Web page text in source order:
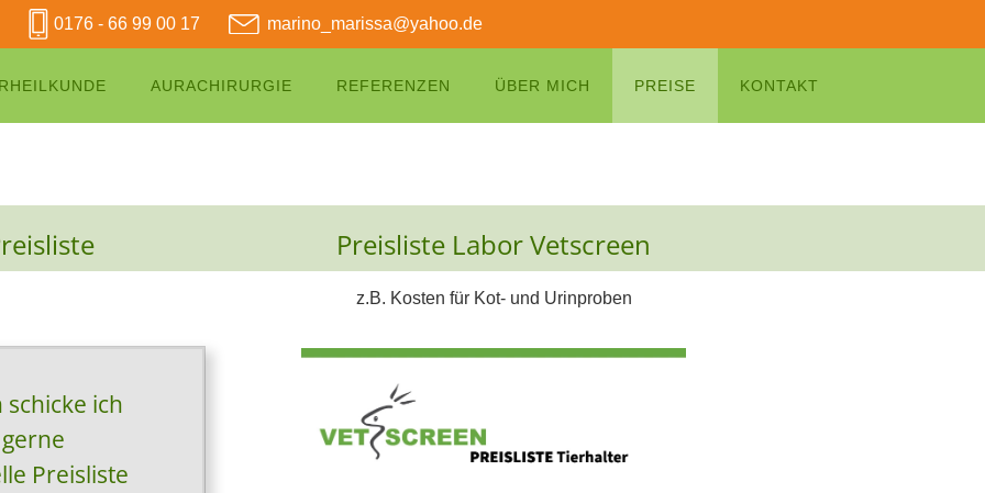
0176 - 66 99 00 17 marino_marissa@yahoo.de
AURACHIRURGIE REFERENZEN ÜBER MICH PREISE KONTAKT
schicke ich
Preisliste
Preisliste Labor Vetscreen
z.B. Kosten für Kot- und Urinproben